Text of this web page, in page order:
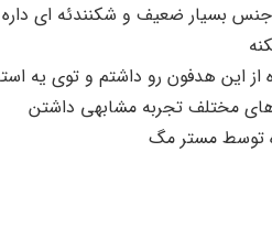
جنس بسیار ضعیف و شکنندئه ای
هدفون رو داشتم و توی یه استفاده
مختلف تجربه مشابهی داشتن